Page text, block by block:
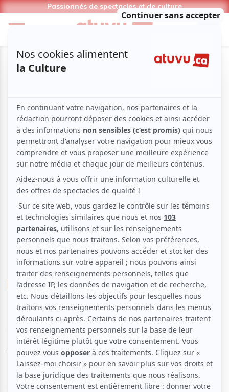
Passionnés de spectacles et de culture
Théâtre Création Comédie Drame
Demain, peut-être
Voir les avis -->
Aucune offre promotionnelle
disponible
Soyez les premiers avisés dès qu'il y aura une offre promo